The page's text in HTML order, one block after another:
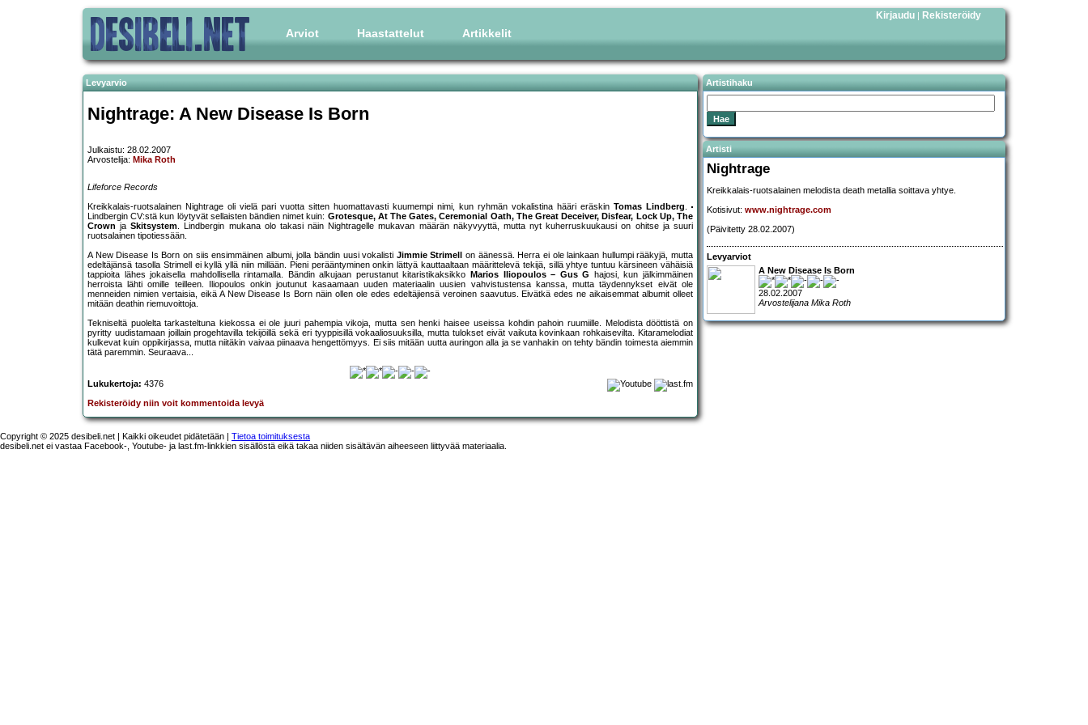
Arviot Haastattelut Artikkelit
Kirjaudu | Rekisteröidy
Levyarvio
Nightrage: A New Disease Is Born
Julkaistu: 28.02.2007
Arvostelija: Mika Roth
Lifeforce Records
Kreikkalais-ruotsalainen Nightrage oli vielä pari vuotta sitten huomattavasti kuumempi nimi, kun ryhmän vokalistina hääri eräskin Tomas Lindberg.
Lindbergin CV:stä kun löytyvät sellaisten bändien nimet kuin: Grotesque, At The Gates, Ceremonial Oath, The Great Deceiver, Disfear, Lock Up, The
Crown jaSkitsystem. Lindbergin mukana olo takasi näin Nightragelle mukavan määrän näkyvyyttä, mutta nyt kuherruskuukausi on ohitse ja suuri
ruotsalainen tipotiessään.
A New Disease Is Born on siis ensimmäinen albumi, jolla bändin uusi vokalisti Jimmie Strimell
on äänessä. Herra ei ole lainkaan hullumpi rääkyjä, mutta
edeltäjänsä tasolla Strimell ei kyllä yllä niin millään. Pieni perääntyminen onkin lättyä kauttaaltaan määrittelevä tekijä, sillä yhtye tuntuu kärsineen vähäisiä
tappioita lähes jokaisella mahdollisella rintamalla. Bändin alkujaan perustanut kitaristikaksikko
Marios Iliopoulos – Gus G
hajosi, kun jälkimmäinen
herroista lähti omille teilleen. Iliopoulos onkin joutunut kasaamaan uuden materiaalin uusien vahvistustensa kanssa, mutta täydennykset eivät ole
menneiden nimien vertaisia, eikä A New Disease Is Born näin ollen ole edes edeltäjiensä veroinen saavutus. Eivätkä edes ne aikaisemmat albumit olleet
mitään deathin riemuvoittoja.
Tekniseltä puolelta tarkasteltuna kiekossa ei ole juuri pahempia vikoja, mutta sen henki haisee useissa kohdin pahoin ruumiille. Melodista dööttistä on
pyritty uudistamaan joillain progehtavilla tekijöillä sekä eri tyyppisillä vokaaliosuuksilla, mutta tulokset eivät vaikuta kovinkaan rohkaisevilta. Kitaramelodiat
kulkevat kuin oppikirjassa, mutta niitäkin vaivaa piinaava hengettömyys. Ei siis mitään uutta auringon alla ja se vanhakin on tehty bändin toimesta aiemmin
tätä paremmin. Seuraava...
Lukukertoja: 4376
Rekisteröidy niin voit kommentoida levyä
Artistihaku
Artisti
Nightrage
Kreikkalais-ruotsalainen melodista death metallia soittava yhtye.
Kotisivut: www.nightrage.com
(Päivitetty 28.02.2007)
Levyarviot
A New Disease Is Born
28.02.2007
Arvostelijana Mika Roth
Copyright © 2025 desibeli.net | Kaikki oikeudet pidätetään | Tietoa toimituksesta
desibeli.net ei vastaa Facebook-, Youtube- ja last.fm-linkkien sisällöstä eikä takaa niiden sisältävän aiheeseen liittyvää materiaalia.